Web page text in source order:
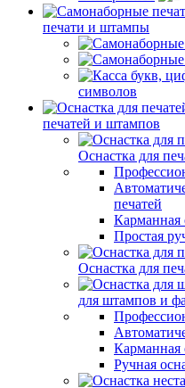
печати и штампы
символов
печатей и штампов
Оснастка для
печатей
Карманная
Простая
Оснастка для
для штампов и
Карманная
Ручная